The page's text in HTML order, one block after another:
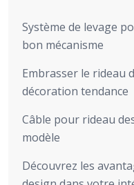
Système de levage
bon mécanisme
Embrasser le rideau
décoration tendance
Câble pour rideau
modèle
Découvrez les